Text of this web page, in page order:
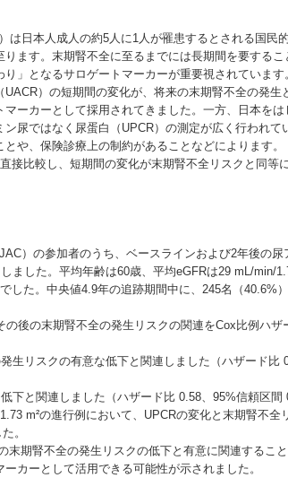
日本人成人の約5人に1人が罹患するとされる国民
ます。末期腎不全に至るまでには長期間を要するこ
」となるサロゲートマーカーが重要視されています
）の短期間の変化が、将来の末期腎不全の発生
ーカーとして採用されてきました。一方、日本をは
尿ではなく尿蛋白（UPCR）の測定が広く行われて
や、保険診療上の制約があることなどによります。
接比較し、短期間の変化が末期腎不全リスクと同等
）の参加者のうち、ベースラインおよび2年後の尿
ました。平均年齢は60歳、平均eGFRは29 mL/min/
した。中央値4.9年の追跡期間中に、245名（40.6%
後の末期腎不全の発生リスクの関連をCox比例ハザ
生リスクの有意な低下と関連しました（ハザード比
と関連しました（ハザード比 0.58、95%信頼区間
m²の進行例において、UPCRの変化と末期腎不全
。
期腎不全の発生リスクの低下と有意に関連するこ
カーとして活用できる可能性が示されました。